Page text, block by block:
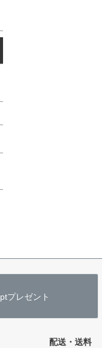
ptプレゼント
配送・送料